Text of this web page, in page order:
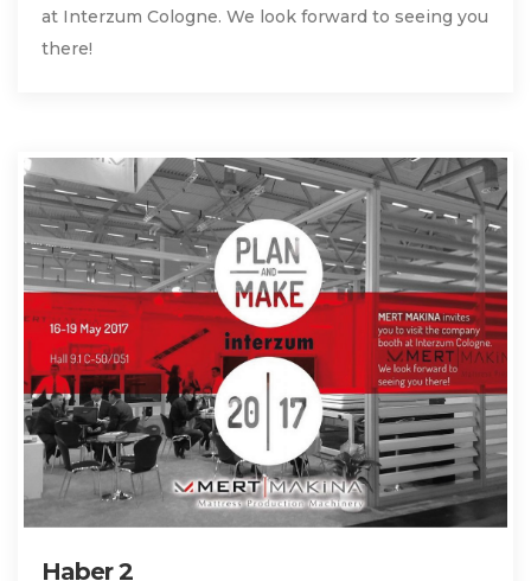
at Interzum Cologne. We look forward to seeing you
there!
Haber 2